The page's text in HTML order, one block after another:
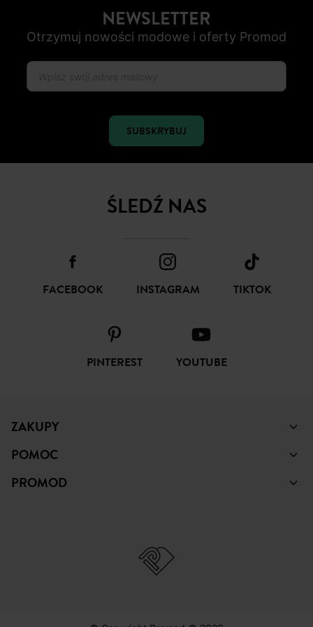
BEZPIECZNA PŁATNOŚC
Karta płatnicza, Apple Pay, Przelew internetowy, Paypal
NEWSLETTER
SUBSKRYBUJ
ŚLEDŹ NAS
FACEBOOK